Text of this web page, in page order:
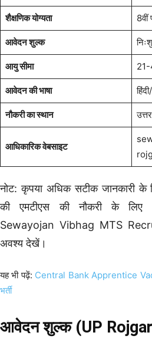
शैक्षणिक योग्यता 8वीं
आवेदन शुल्क
आयु सीमा 21-
आवेदन की भाषा
नौकरी का स्थान
आधिकारिक वेबसाइट
नोट: कृपया अधिक सटीक जानकारी के
की एमटीएस की नौकरी के लिए
Sewayojan Vibhag MTS
अवश्य देखें।
यह भी पढ़ें: Central Bank Apprentice
भर्ती
आवेदन शुल्क (UP